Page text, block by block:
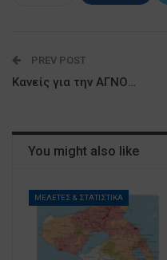
PREV POST
Κανείς για την ΑΓΝΟ…
You might also like
ΜΕΛΕΤΕΣ & ΣΤΑΤΙΣΤΙΚΑ